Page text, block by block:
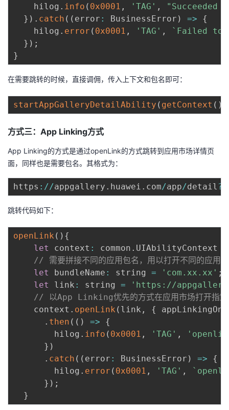
    hilog
. info ( 0x0001 , 'TAG' ,
} ) . catch ( ( error : BusinessError ) =>
{
    hilog
. error ( 0x0001 , 'TAG' , ` Failed
} ) ;
}
在需要跳转的时候，直接调佣，传入上下文和包名即可：
startAppGalleryDetailAbility ( getContext ( )
方式三：App Linking方式
App Linking的方式是通过openLink的方式跳转到应用市场详情页
面，同样也是需要包名。其格式为：
https : //appgallery . huawei . com/app/detail ?
跳转代码如下：
openLink ( ) {
let
context : common . UIAbilityContext
// 需要拼接不同的应用包名，用以打开不同的
let
bundleName : string = 'com.xx.xx' ;
let
link : string =
'https://
// 以App Linking优先的方式在应用市场打开指定
    context
. openLink ( link , {
. then ( ( ) =>
{
        hilog
. info ( 0x0001 , 'TAG' ,
} )
. catch ( ( error : BusinessError ) =>
{
        hilog
. error ( 0x0001 , 'TAG' , `
} ) ;
}